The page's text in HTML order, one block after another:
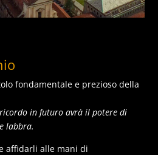
fondamentale e prezioso della
in futuro avrà il potere di
labbra.
affidarli alle mani di